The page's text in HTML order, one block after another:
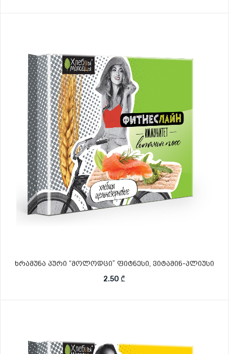
ხრამუნა პური “მოლოდცი” ფიტნესი, ვიტამინ-პლიუსი
2.50 ₾